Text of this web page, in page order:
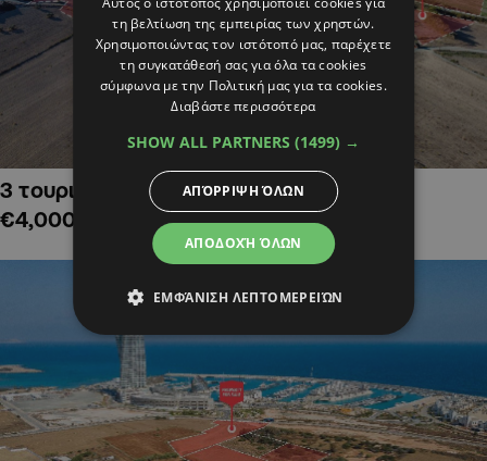
3 τουριστικά χωράφια στην Αλαμινό,
€4,000,000
τη βελτίωση της εμπειρίας των χρηστών.
Χρησιμοποιώντας τον ιστότοπό μας, παρέχετε
τη συγκατάθεσή σας για όλα τα cookies
σύμφωνα με την Πολιτική μας για τα cookies.
Διαβάστε περισσότερα
SHOW ALL PARTNERS (1499) →
ΑΠΟΔΟΧΉ ΌΛΩΝ
ΑΠΌΡΡΙΨΗ ΌΛΩΝ
ΕΜΦΆΝΙΣΗ ΛΕΠΤΟΜΕΡΕΙΏΝ